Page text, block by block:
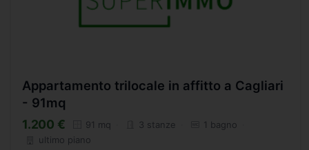
Appartamento trilocale in affitto a Cagliari
- 91mq
1.200 € 91 mq 3 stanze
1 bagno
ultimo piano